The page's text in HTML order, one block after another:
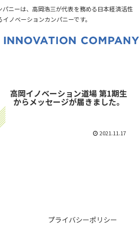
パニーは、高岡浩三が代表を務める日本経済活性
ノベーションカンパニーです。
高岡イノベーション道場 第1期生
からメッセージが届きました。
2021.11.17
プライバシーポリシー